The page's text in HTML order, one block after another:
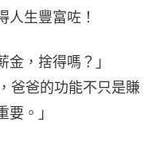
人生豐富咗！
金，捨得嗎？」
爸爸的功能不只是賺
。」